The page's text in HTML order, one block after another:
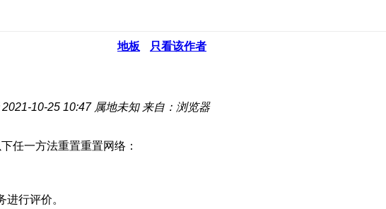
地板 只看该作者
2021-10-25 10:47 属地未知 来自：浏览器
任一方法重置重置网络：
行评价。